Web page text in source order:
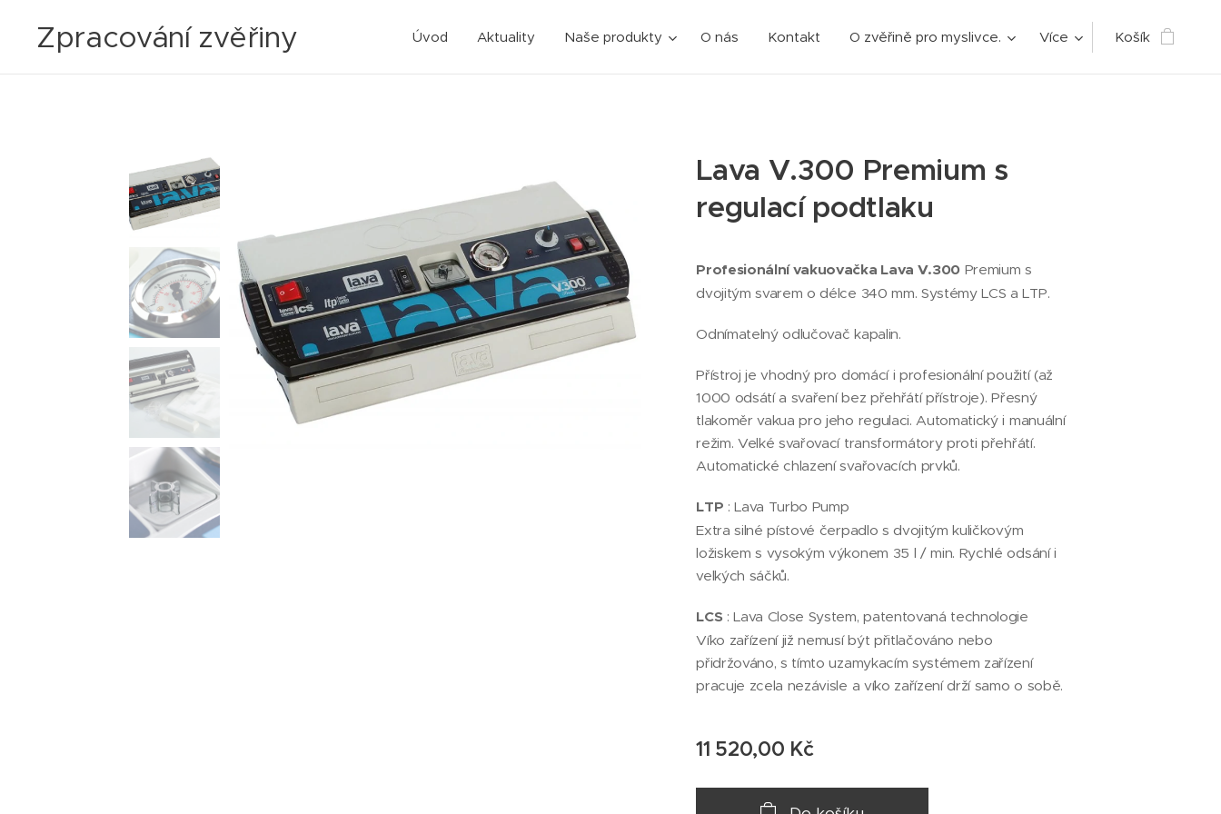
Zpracování zvěřiny Úvod Aktuality Naše produkty O nás Kontakt O zvěřině pro myslivce. Více Košík
Lava V.300 Premium s
regulací podtlaku
Profesionální vakuovačka Lava V.300 Premium s
dvojitým svarem o délce 340 mm. Systémy LCS a LTP.
Odnímatelný odlučovač kapalin.
Přístroj je vhodný pro domácí i profesionální použití (až
1000 odsátí a svaření bez přehřátí přístroje). Přesný
tlakoměr vakua pro jeho regulaci. Automatický i manuální
režim. Velké svařovací transformátory proti přehřátí.
Automatické chlazení svařovacích prvků.
LTP : Lava Turbo Pump
Extra silné pístové čerpadlo s dvojitým kuličkovým
ložiskem s vysokým výkonem 35 l / min. Rychlé odsání i
velkých sáčků.
LCS : Lava Close System, patentovaná technologie
Víko zařízení již nemusí být přitlačováno nebo
přidržováno, s tímto uzamykacím systémem zařízení
pracuje zcela nezávisle a víko zařízení drží samo o sobě.
11 520,00 Kč